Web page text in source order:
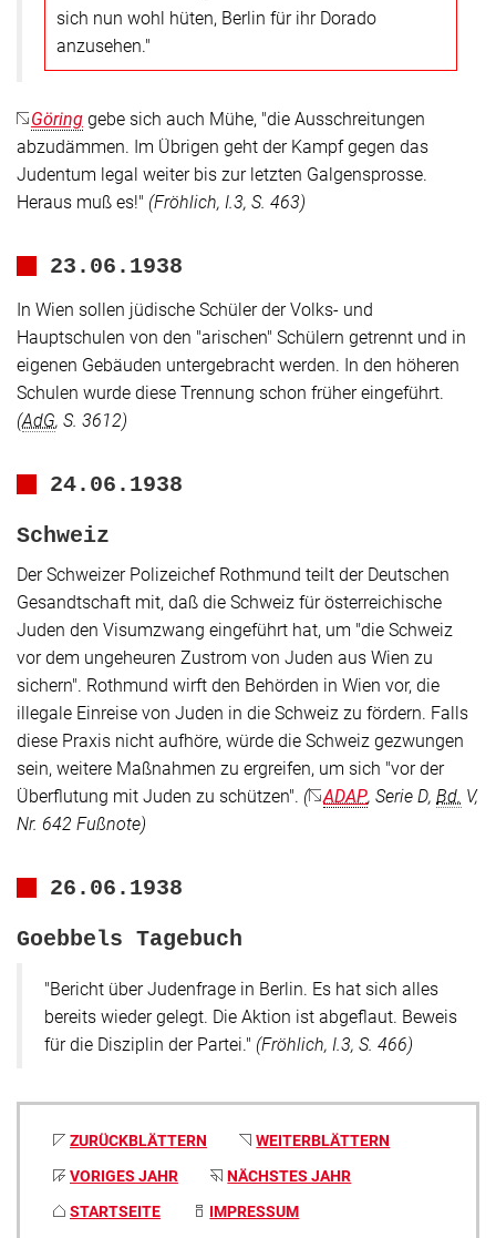
sich nun wohl hüten, Berlin für ihr Dorado
anzusehen."
Göringgebe sich auch Mühe, "die Ausschreitungen
abzudämmen. Im Übrigen geht der Kampf gegen das
Judentum legal weiter bis zur letzten Galgensprosse.
Heraus muß es!" (Fröhlich, I.3, S. 463)
23.06.1938
In Wien sollen jüdische Schüler der Volks- und
Hauptschulen von den "arischen" Schülern getrennt und in
eigenen Gebäuden untergebracht werden. In den höheren
Schulen wurde diese Trennung schon früher eingeführt.
(AdG, S. 3612)
24.06.1938
Schweiz
Der Schweizer Polizeichef Rothmund teilt der Deutschen
Gesandtschaft mit, daß die Schweiz für österreichische
Juden den Visumzwang eingeführt hat, um "die Schweiz
vor dem ungeheuren Zustrom von Juden aus Wien zu
sichern". Rothmund wirft den Behörden in Wien vor, die
illegale Einreise von Juden in die Schweiz zu fördern. Falls
diese Praxis nicht aufhöre, würde die Schweiz gezwungen
sein, weitere Maßnahmen zu ergreifen, um sich "vor der
Überflutung mit Juden zu schützen". ( ADAP, Serie D, Bd. V,
Nr. 642 Fußnote)
26.06.1938
Goebbels Tagebuch
"Bericht über Judenfrage in Berlin. Es hat sich alles
bereits wieder gelegt. Die Aktion ist abgeflaut. Beweis
für die Disziplin der Partei." (Fröhlich, I.3, S. 466)
ZURÜCKBLÄTTERN
WEITERBLÄTTERN
VORIGES JAHR
NÄCHSTES JAHR
STARTSEITE
IMPRESSUM